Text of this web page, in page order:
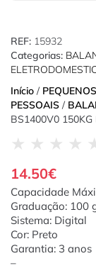
REF: 15932
Categorias:
Início /
PESSOAIS /
BS1400V0 150KG
★ ★ ★ ★
14.50€
Capacidade
Graduação: 100
Sistema: Digital
Cor: Preto
Garantia: 3 anos
–